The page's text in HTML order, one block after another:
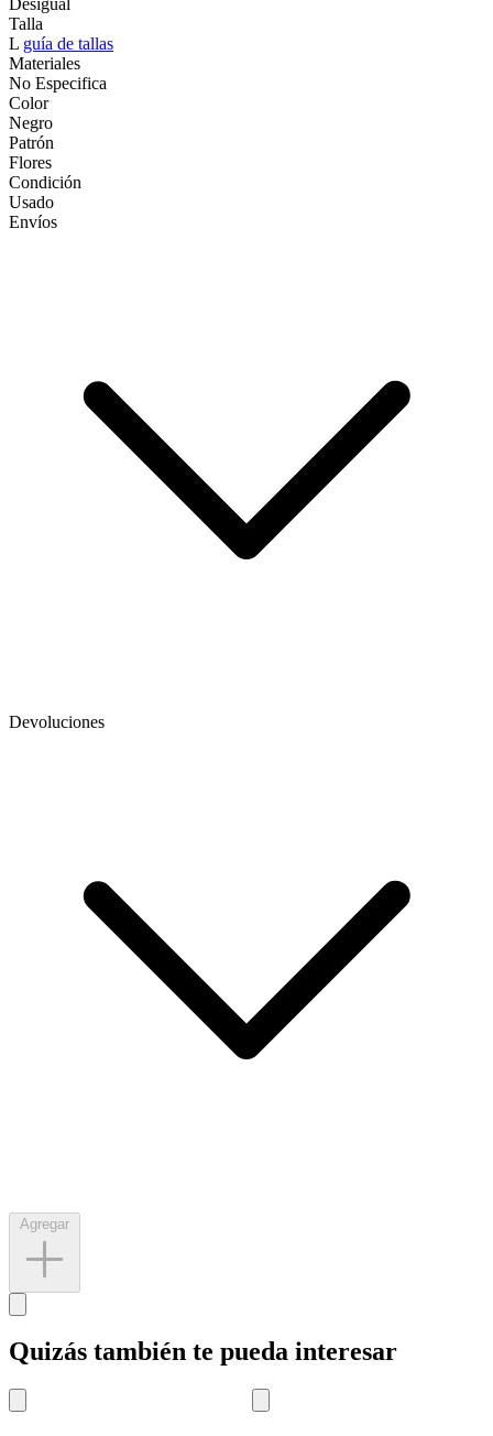
Talla
L guía de tallas
Materiales
No Especifica
Color
Negro
Patrón
Flores
Condición
Usado
Envíos
Devoluciones
Quizás también te pueda interesar